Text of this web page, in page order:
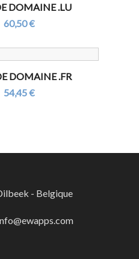
DOMAINE .LU
60,50 €
DOMAINE .FR
54,45 €
- Belgique